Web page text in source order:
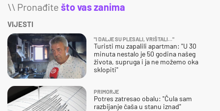
\\ Pronađite što vas zanima
VIJESTI
"I DALJE SU PLESALI, VRIŠTALI..."
Turisti mu zapalili apartman: "U 30
minuta nestalo je 50 godina našeg
života, supruga i ja ne možemo oka
sklopiti"
PRIMORJE
Potres zatresao obalu: "Čula sam
razbijanje čaša u stanu iznad"